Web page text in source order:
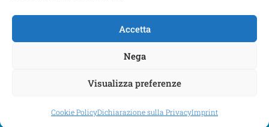
Accetta
Nega
Visualizza preferenze
Cookie PolicyDichiarazione sulla PrivacyImprint
Credits: Avatoo Srl
Dichiarazione sulla Privacy (UE)
COPYRIGHT 2026